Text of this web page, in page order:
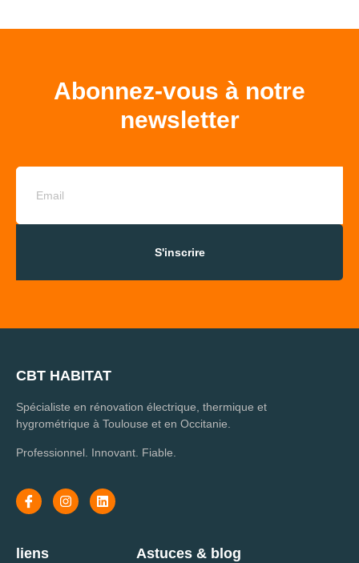
Abonnez-vous à notre
newsletter
S'inscrire
CBT HABITAT
Spécialiste en rénovation électrique, thermique et
hygrométrique à Toulouse et en Occitanie.
Professionnel. Innovant. Fiable.
liens Astuces & blog